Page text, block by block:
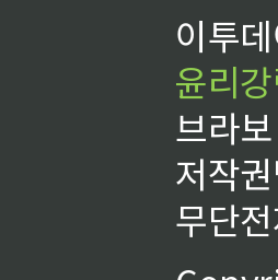
이투
윤리
브라
저작
무단